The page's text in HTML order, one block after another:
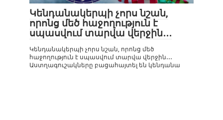
Կենդանակերպի չորս նշան,
որոնց մեծ հաջողություն է
սպասվում տարվա վերջին․․․
Կենդանակերպի չորս նշան, որոնց մեծ
հաջողություն է սպասվում տարվա վերջին․․․
Աստղագուշակները բացահայտել են կենդանա